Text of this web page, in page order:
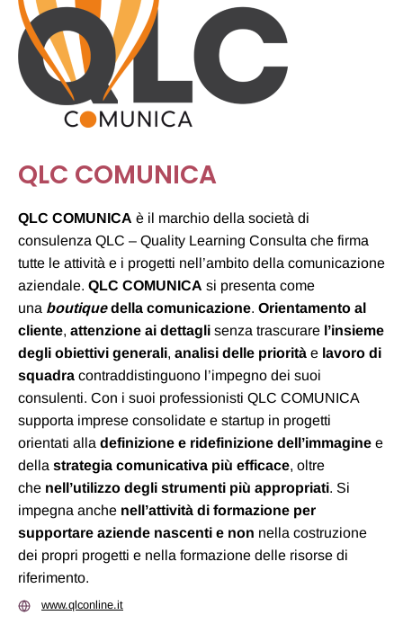
QLC COMUNICA
QLC COMUNICA è il marchio della società di
consulenza QLC – Quality Learning Consulta che firma
tutte le attività e i progetti nell’ambito della comunicazione
aziendale. QLC COMUNICA si presenta come
una boutiquedella comunicazione. Orientamento al
cliente, attenzione ai dettagli senza trascurare l’insieme
degli obiettivi generali, analisi delle priorità e lavoro di
squadra contraddistinguono l’impegno dei suoi
consulenti. Con i suoi professionisti QLC COMUNICA
supporta imprese consolidate e startup in progetti
orientati alla definizione e ridefinizione dell’immagine e
della strategia comunicativa più efficace, oltre
che nell’utilizzo degli strumenti più appropriati. Si
impegna anche nell’attività di formazione per
supportare aziende nascenti e non nella costruzione
dei propri progetti e nella formazione delle risorse di
riferimento.
www.qlconline.it